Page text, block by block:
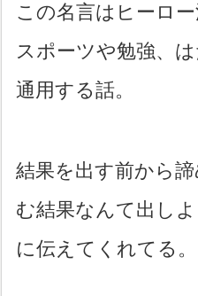
この名言はヒーロ
スポーツや勉強、
通用する話。
結果を出す前から
む結果なんて出し
に伝えてくれてる。